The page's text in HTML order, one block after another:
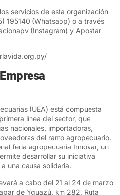
servicios de esta organización
195140 (Whatsapp) o a través
(Instagram) y Apostar
(UEA) está compuesta
línea del sector, que
nacionales, importadoras,
del ramo agropecuario.
feria agropecuaria Innovar, un
desarrollar su iniciativa
una causa solidaria.
a cabo del 21 al 24 de marzo
de Yguazú, km 282, Ruta